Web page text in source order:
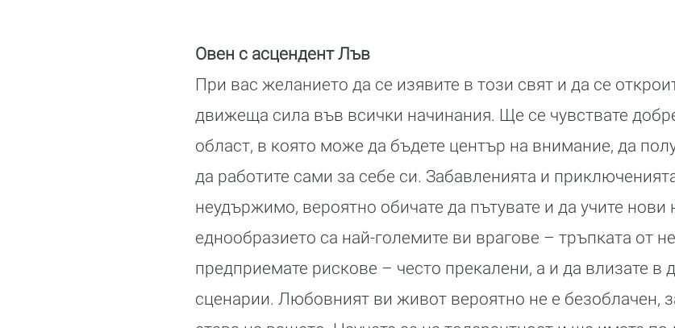
Овен с асцендент Лъв
При вас желанието да се изявите в този свят и да се
движеща сила във всички начинания. Ще се чувствате
област, в която може да бъдете център на внимание, да
да работите сами за себе си. Забавленията и
неудържимо, вероятно обичате да пътувате и да учите нови
еднообразието са най-големите ви врагове – тръпката от
предприемате рискове – често прекалени, а и да влизате
сценарии. Любовният ви живот вероятно не е безоблачен,